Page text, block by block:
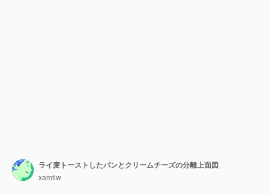
ライ麦トーストしたパンとクリームチーズの分離上面図
xamtiw